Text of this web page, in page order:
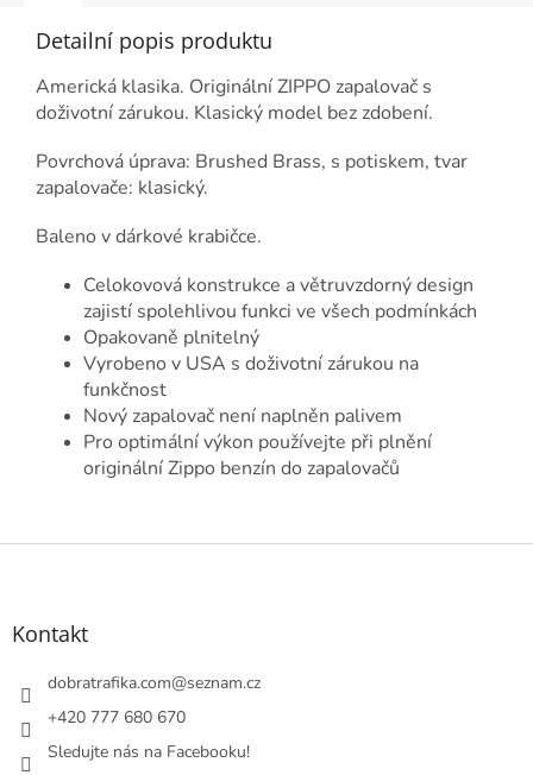
Detailní popis produktu
Americká klasika. Originální ZIPPO zapalovač s
doživotní zárukou. Klasický model bez zdobení.
Povrchová úprava: Brushed Brass, s potiskem, tvar
zapalovače: klasický.
Baleno v dárkové krabičce.
Celokovová konstrukce a větruvzdorný design
zajistí spolehlivou funkci ve všech podmínkách
Opakovaně plnitelný
Vyrobeno v USA s doživotní zárukou na
funkčnost
Nový zapalovač není naplněn palivem
Pro optimální výkon používejte při plnění
originální Zippo benzín do zapalovačů
Z
Kontakt
dobratrafika.com@seznam.cz
+420 777 680 670
Sledujte nás na Facebooku!